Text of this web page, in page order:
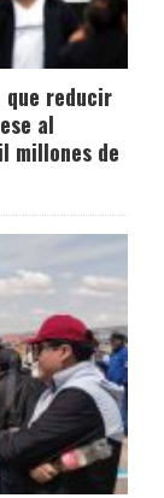
que reducir
al
millones de